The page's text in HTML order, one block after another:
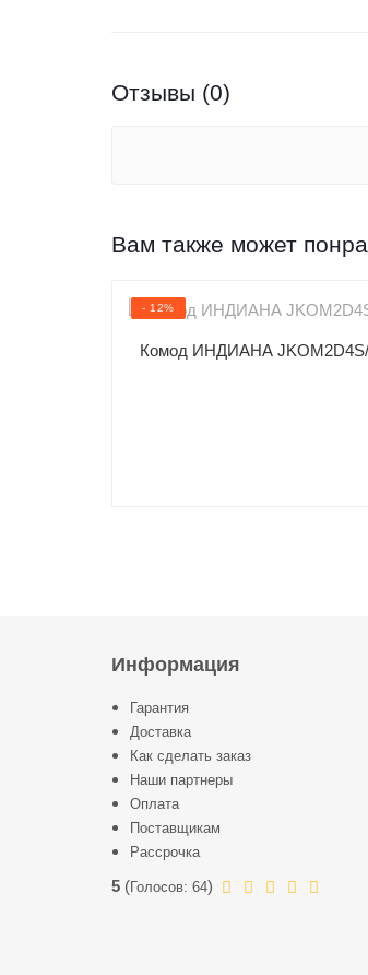
Отзывы (0)
Вам также может
- 12%
Комод ИНДИАНА
Информация
Гарантия
Доставка
Как сделать заказ
Наши партнеры
Оплата
Поставщикам
Рассрочка
5 (Голосов: 64)